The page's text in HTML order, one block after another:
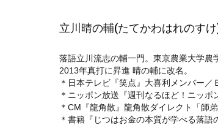
立川晴の輔(たてかわはれのす
落語立川流志の輔一門。東京農業大学農
2013年真打に昇進 晴の輔に改名。
＊日本テレビ『笑点』大喜利メンバー／
＊ニッポン放送『週刊なるほど！ニッポ
＊CM『龍角散』龍角散ダイレクト「師
＊書籍『じつはお金の本質が学べる落語